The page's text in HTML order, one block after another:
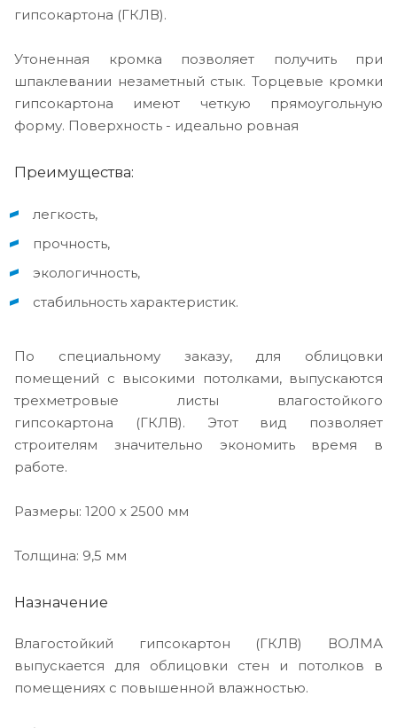
гипсокартона (ГКЛВ).
Утоненная кромка позволяет получить при
шпаклевании незаметный стык. Торцевые кромки
гипсокартона имеют четкую прямоугольную
форму. Поверхность - идеально ровная
Преимущества:
легкость,
прочность,
экологичность,
стабильность характеристик.
По специальному заказу, для облицовки
помещений с высокими потолками, выпускаются
трехметровые листы влагостойкого
гипсокартона (ГКЛВ). Этот вид позволяет
строителям значительно экономить время в
работе.
Размеры: 1200 х 2500 мм
Толщина: 9,5 мм
Назначение
Влагостойкий гипсокартон (ГКЛВ) ВОЛМА
выпускается для облицовки стен и потолков в
помещениях с повышенной влажностью.